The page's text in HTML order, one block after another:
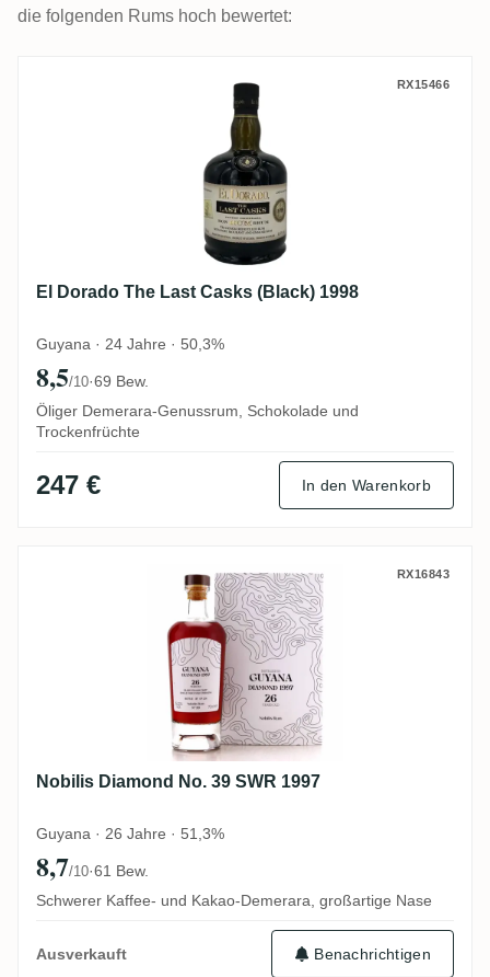
die folgenden Rums hoch bewertet:
El Dorado The Last Casks (Black) 1998
RX15466
El Dorado The Last Casks (Black) 1998
Guyana · 24 Jahre · 50,3%
8,5/10·69 Bew.
Öliger Demerara-Genussrum, Schokolade und
Trockenfrüchte
247 € In den Warenkorb
Nobilis Diamond No. 39 SWR 1997RX16843
Nobilis Diamond No. 39 SWR 1997
Guyana · 26 Jahre · 51,3%
8,7/10·61 Bew.
Schwerer Kaffee- und Kakao-Demerara, großartige Nase
Ausverkauft Benachrichtigen